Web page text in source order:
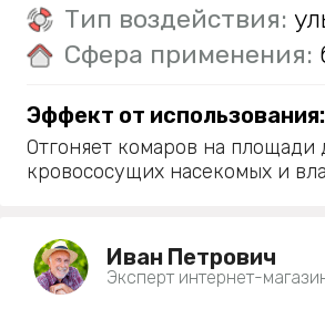
Тип воздействия:
Сфера применения:
Эффект от использования:
Отгоняет комаров на
кровососущих насекомых и
Иван Петрович
Эксперт интернет-